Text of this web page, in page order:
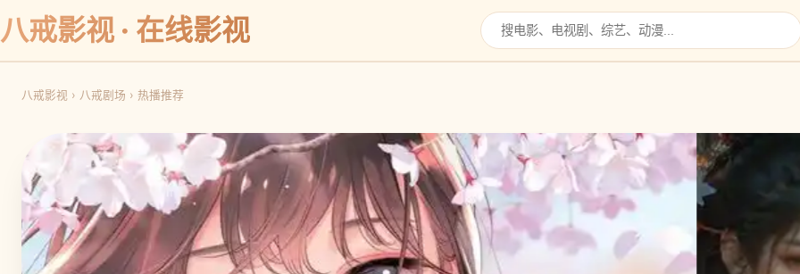
八戒影视 · 在线影视
八戒影视 › 八戒剧场 › 热播推荐